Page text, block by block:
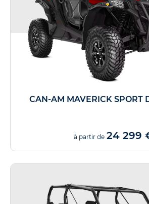
CAN-AM MAVERICK SPORT
à partir de 24 299